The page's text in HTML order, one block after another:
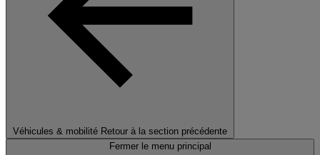
Véhicules & mobilité Retour à la section précédente
Fermer le menu principal